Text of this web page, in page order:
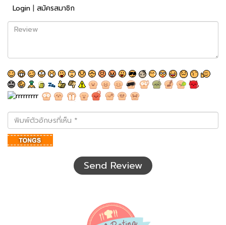
Login | สมัครสมาชิก
Review
พิมพ์
ตัว
อักษร
ที่
Send Review